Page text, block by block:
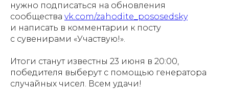
нужно подписаться на обновления
сообщества vk.com/zahodite_pososedsky
и написать в комментарии к посту
с сувенирами «Участвую!».
Итоги станут известны 23 июня в 20:00,
победителя выберут с помощью генератора
случайных чисел. Всем удачи!